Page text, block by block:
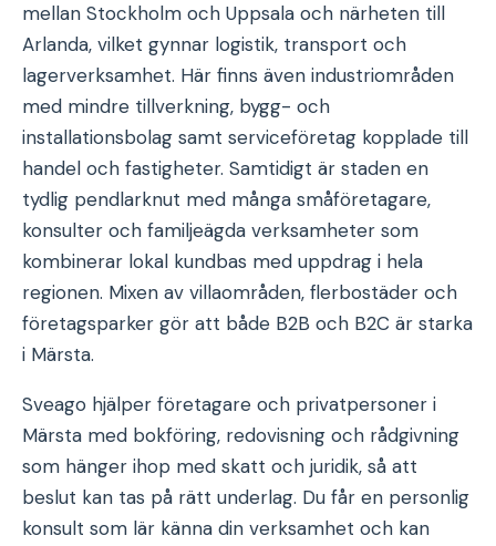
mellan Stockholm och Uppsala och närheten till
Arlanda, vilket gynnar logistik, transport och
lagerverksamhet. Här finns även industriområden
med mindre tillverkning, bygg- och
installationsbolag samt serviceföretag kopplade till
handel och fastigheter. Samtidigt är staden en
tydlig pendlarknut med många småföretagare,
konsulter och familjeägda verksamheter som
kombinerar lokal kundbas med uppdrag i hela
regionen. Mixen av villaområden, flerbostäder och
företagsparker gör att både B2B och B2C är starka
i Märsta.
Sveago hjälper företagare och privatpersoner i
Märsta med bokföring, redovisning och rådgivning
som hänger ihop med skatt och juridik, så att
beslut kan tas på rätt underlag. Du får en personlig
konsult som lär känna din verksamhet och kan